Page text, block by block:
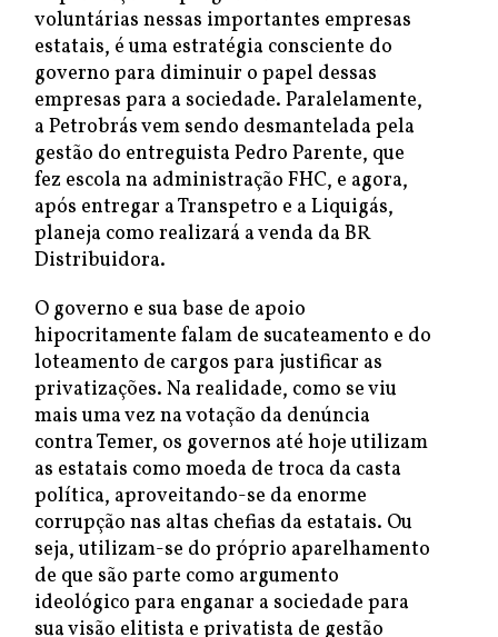
voluntárias nessas importantes empresas
estatais, é uma estratégia consciente do
governo para diminuir o papel dessas
empresas para a sociedade. Paralelamente,
a Petrobrás vem sendo desmantelada pela
gestão do entreguista Pedro Parente, que
fez escola na administração FHC, e agora,
após entregar a Transpetro e a Liquigás,
planeja como realizará a venda da BR
Distribuidora.
O governo e sua base de apoio
hipocritamente falam de sucateamento e do
loteamento de cargos para justificar as
privatizações. Na realidade, como se viu
mais uma vez na votação da denúncia
contra Temer, os governos até hoje utilizam
as estatais como moeda de troca da casta
política, aproveitando-se da enorme
corrupção nas altas chefias da estatais. Ou
seja, utilizam-se do próprio aparelhamento
de que são parte como argumento
ideológico para enganar a sociedade para
sua visão elitista e privatista de gestão